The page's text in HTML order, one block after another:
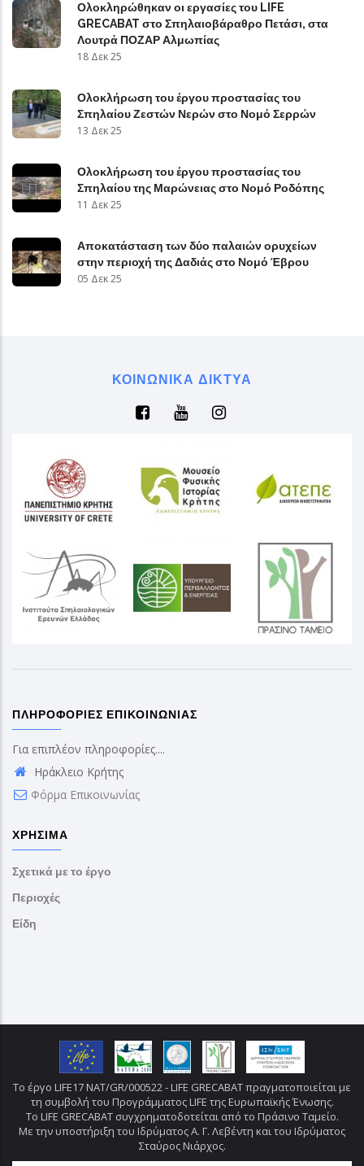
Ολοκληρώθηκαν οι εργασίες του LIFE
GRECABAT στο Σπηλαιοβάραθρο Πετάσι, στα
Λουτρά ΠΟΖΑΡ Αλμωπίας
18 Δεκ 25
Ολοκλήρωση του έργου προστασίας του
Σπηλαίου Ζεστών Νερών στο Νομό Σερρών
13 Δεκ 25
Ολοκλήρωση του έργου προστασίας του
Σπηλαίου της Μαρώνειας στο Νομό Ροδόπης
11 Δεκ 25
Αποκατάσταση των δύο παλαιών ορυχείων
στην περιοχή της Δαδιάς στο Νομό Έβρου
05 Δεκ 25
ΚΟΙΝΩΝΙΚΆ ΔΊΚΤΥΑ
ΠΛΗΡΟΦΟΡΊΕΣ ΕΠΙΚΟΙΝΩΝΊΑΣ
Για επιπλέον πληροφορίες....
Ηράκλειο Κρήτης
Φόρμα Επικοινωνίας
ΧΡΉΣΙΜΑ
Σχετικά με το έργο
Περιοχές
Είδη
Το έργο LIFE17 NAT/GR/000522 - LIFE GRECABAT πραγματοποιείται με
τη συμβολή του Προγράμματος LIFE της Ευρωπαϊκής Ένωσης.
Το LIFE GRECABAT συγχρηματοδοτείται από το Πράσινο Ταμείο.
Με την υποστήριξη του Ιδρύματος Α. Γ. Λεβέντη και του Ιδρύματος
Σταύρος Νιάρχος.